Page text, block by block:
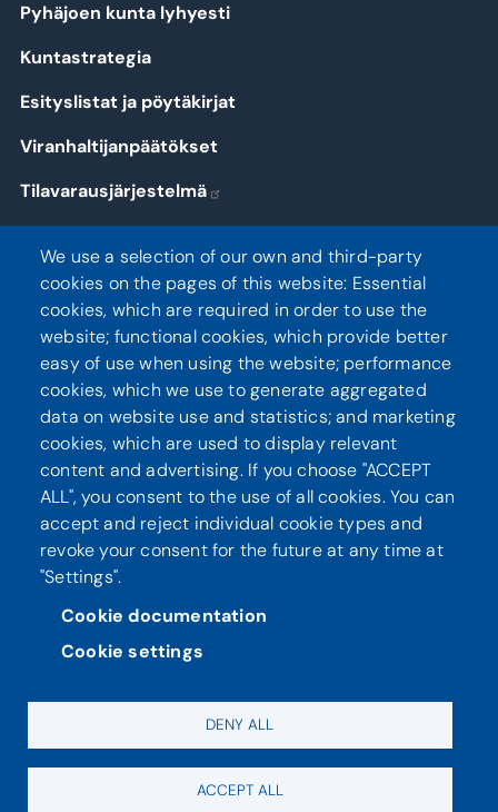
Pyhäjoen kunta lyhyesti
Kuntastrategia
Esityslistat ja pöytäkirjat
Viranhaltijanpäätökset
Tilavarausjärjestelmä
Seuraa meitä
Tietosuoja
We use a selection of our own and third-party
cookies on the pages of this website: Essential
cookies, which are required in order to use the
website; functional cookies, which provide better
easy of use when using the website; performance
cookies, which we use to generate aggregated
data on website use and statistics; and marketing
cookies, which are used to display relevant
content and advertising. If you choose "ACCEPT
ALL", you consent to the use of all cookies. You can
accept and reject individual cookie types and
revoke your consent for the future at any time at
"Settings".
Cookie documentation
Cookie settings
DENY ALL
ACCEPT ALL